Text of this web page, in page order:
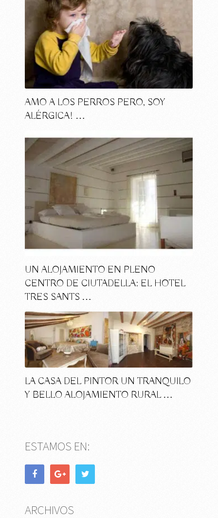
AMO A LOS PERROS PERO, SOY
ALÉRGICA! …
UN ALOJAMIENTO EN PLENO
CENTRO DE CIUTADELLA: EL HOTEL
TRES SANTS …
LA CASA DEL PINTOR UN TRANQUILO
Y BELLO ALOJAMIENTO RURAL …
ESTAMOS EN:
ARCHIVOS